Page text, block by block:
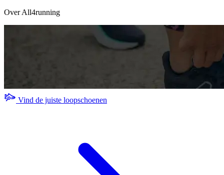
Over All4running
Vind de juiste loopschoenen